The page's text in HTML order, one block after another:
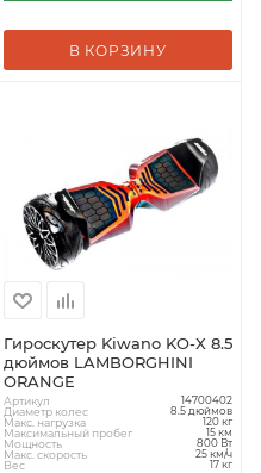
В КОРЗИНУ
Гироскутер Kiwano KO-X 8.5
дюймов LAMBORGHINI
ORANGE
Артикул 14700402
Диаметр колес 8.5 дюймов
Макс. нагрузка 120 кг
Максимальный пробег 15 км
Мощность 800 Вт
Макс. скорость 25 км/ч
Вес 17 кг